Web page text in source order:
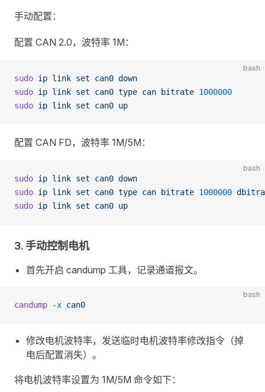
手动配置：
配置 CAN 2.0，波特率 1M：
bash
sudo ip link set can0 down
sudo ip link set can0 type can bitrate 1000000
sudo ip link set can0 up
配置 CAN FD，波特率 1M/5M：
bash
sudo ip link set can0 down
sudo ip link set can0 type can bitrate 1000000
sudo ip link set can0 up
3. 手动控制电机
首先开启 candump 工具，记录通道报文。
bash
candump -x can0
修改电机波特率，发送临时电机波特率修改指令（掉
电后配置消失）。
将电机波特率设置为 1M/5M 命令如下：